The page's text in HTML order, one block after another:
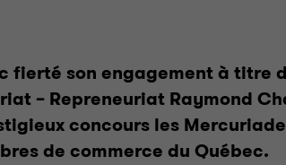
fierté son engagement à titre
– Repreneuriat Raymond
concours les
de commerce du Québec.